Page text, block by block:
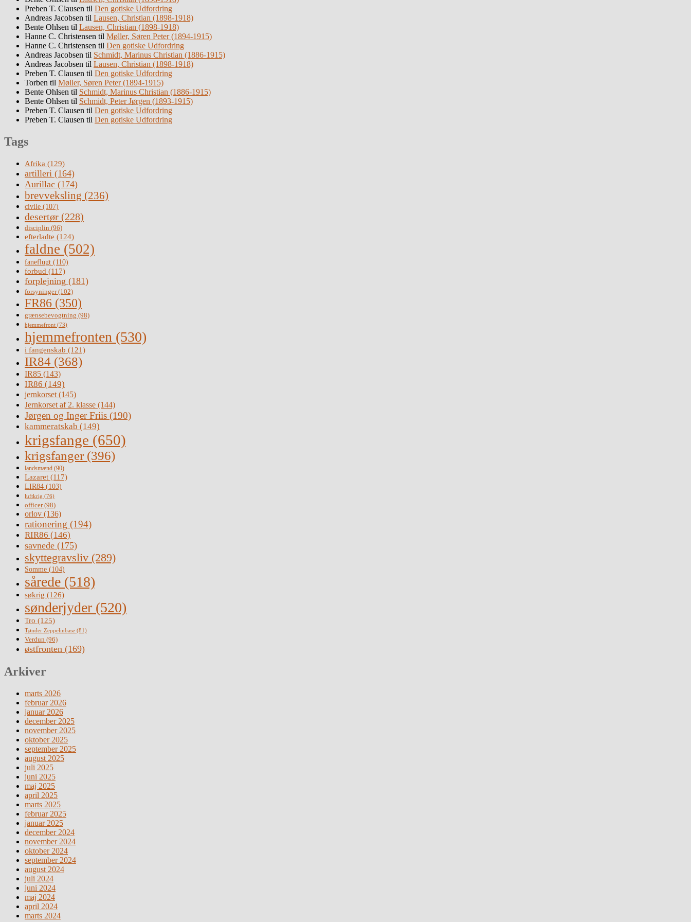
Preben T. Clausen til Den gotiske Udfordring
Andreas Jacobsen til Lausen, Christian (1898-1918)
Bente Ohlsen til Lausen, Christian (1898-1918)
Hanne C. Christensen til Møller, Søren Peter (1894-1915)
Hanne C. Christensen til Den gotiske Udfordring
Andreas Jacobsen til Schmidt, Marinus Christian (1886-1915)
Andreas Jacobsen til Lausen, Christian (1898-1918)
Preben T. Clausen til Den gotiske Udfordring
Torben til Møller, Søren Peter (1894-1915)
Bente Ohlsen til Schmidt, Marinus Christian (1886-1915)
Bente Ohlsen til Schmidt, Peter Jørgen (1893-1915)
Preben T. Clausen til Den gotiske Udfordring
Preben T. Clausen til Den gotiske Udfordring
Tags
Afrika (129)
artilleri (164)
Aurillac (174)
brevveksling (236)
civile (107)
desertør (228)
disciplin (96)
efterladte (124)
faldne (502)
faneflugt (110)
forbud (117)
forplejning (181)
forsyninger(102)
FR86 (350)
grænsebevogtning (98)
hjemmefront (73)
hjemmefronten (530)
i fangenskab (121)
IR84 (368)
IR85 (143)
IR86 (149)
jernkorset(145)
Jernkorset af 2. klasse (144)
Jørgen og Inger Friis (190)
kammeratskab (149)
krigsfange (650)
krigsfanger (396)
landsmænd (90)
Lazaret (117)
LIR84 (103)
luftkrig (76)
officer(98)
orlov (136)
rationering (194)
RIR86 (146)
savnede (175)
skyttegravsliv (289)
Somme (104)
sårede (518)
søkrig (126)
sønderjyder (520)
Tro (125)
Tønder Zeppelinbase (81)
Verdun (96)
østfronten (169)
Arkiver
marts 2026
februar 2026
januar 2026
december 2025
november 2025
oktober 2025
september 2025
august 2025
juli 2025
juni 2025
maj 2025
april 2025
marts 2025
februar 2025
januar 2025
december 2024
november 2024
oktober 2024
september 2024
august 2024
juli 2024
juni 2024
maj 2024
april 2024
marts 2024